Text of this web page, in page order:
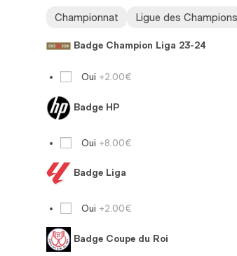
Championnat Ligue des Champions
Badge Champion Liga 23-24
Oui +2.00€
Badge HP
Oui +8.00€
Badge Liga
Oui +2.00€
Badge Coupe du Roi